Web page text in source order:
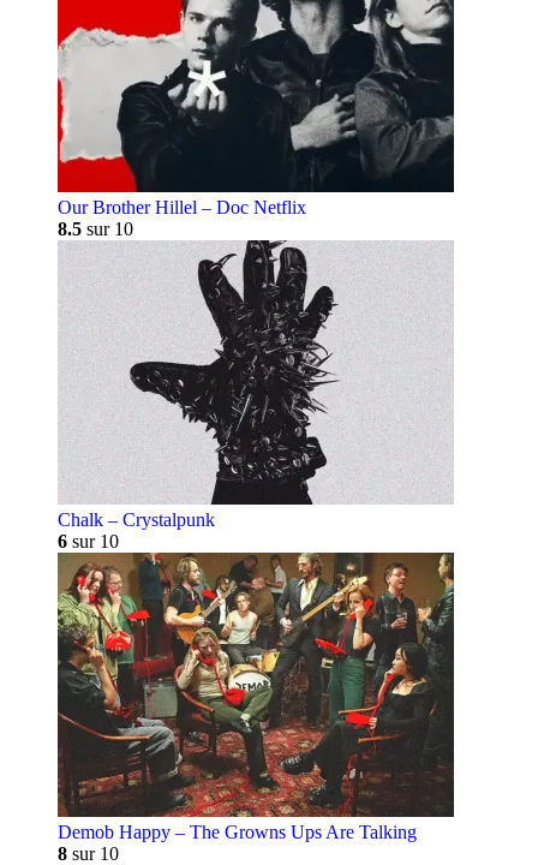
Our Brother Hillel – Doc Netflix
8.5 sur 10
Chalk – Crystalpunk
6 sur 10
Demob Happy – The Growns Ups Are Talking
8 sur 10